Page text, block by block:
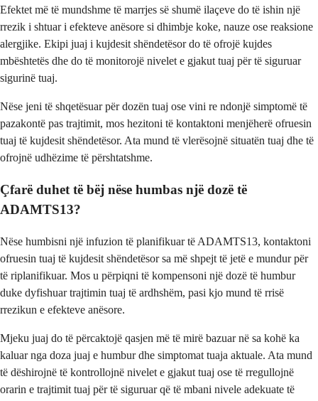
Efektet më të mundshme të marrjes së shumë ilaçeve do të ishin një
rrezik i shtuar i efekteve anësore si dhimbje koke, nauze ose reaksione
alergjike. Ekipi juaj i kujdesit shëndetësor do të ofrojë kujdes
mbështetës dhe do të monitorojë nivelet e gjakut tuaj për të siguruar
sigurinë tuaj.
Nëse jeni të shqetësuar për dozën tuaj ose vini re ndonjë simptomë të
pazakontë pas trajtimit, mos hezitoni të kontaktoni menjëherë ofruesin
tuaj të kujdesit shëndetësor. Ata mund të vlerësojnë situatën tuaj dhe të
ofrojnë udhëzime të përshtatshme.
Çfarë duhet të bëj nëse humbas një dozë të
ADAMTS13?
Nëse humbisni një infuzion të planifikuar të ADAMTS13, kontaktoni
ofruesin tuaj të kujdesit shëndetësor sa më shpejt të jetë e mundur për
të riplanifikuar. Mos u përpiqni të kompensoni një dozë të humbur
duke dyfishuar trajtimin tuaj të ardhshëm, pasi kjo mund të rrisë
rrezikun e efekteve anësore.
Mjeku juaj do të përcaktojë qasjen më të mirë bazuar në sa kohë ka
kaluar nga doza juaj e humbur dhe simptomat tuaja aktuale. Ata mund
të dëshirojnë të kontrollojnë nivelet e gjakut tuaj ose të rregullojnë
orarin e trajtimit tuaj për të siguruar që të mbani nivele adekuate të